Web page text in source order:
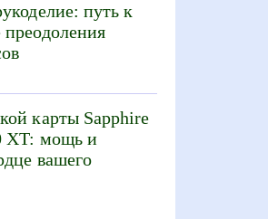
путь к
карты Sapphire
XT: мощь и
вашего